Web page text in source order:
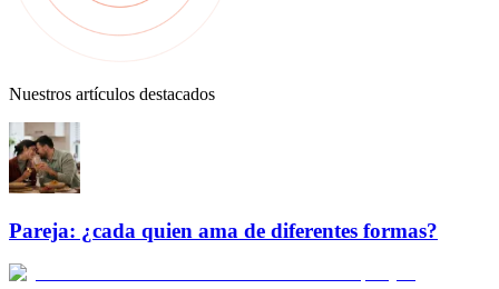
Nuestros artículos destacados
Pareja: ¿cada quien ama de diferentes formas?